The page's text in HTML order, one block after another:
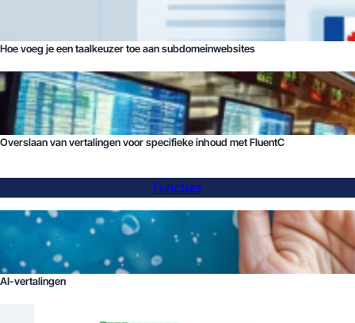
Hoe voeg je een taalkeuzer toe aan subdomeinwebsites
Overslaan van vertalingen voor specifieke inhoud met FluentC
Functies
AI-vertalingen